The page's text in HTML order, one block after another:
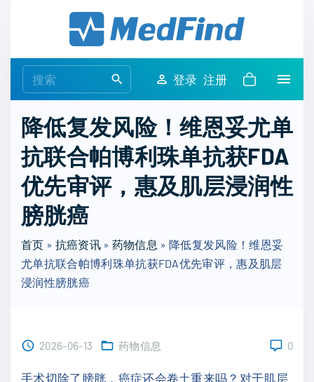
e
r
c
h
f
:
登录 注册
降低复发风险！维恩妥尤单
抗联合帕博利珠单抗获FDA
优先审评，惠及肌层浸润性
膀胱癌
首页 » 抗癌资讯» 药物信息 »降低复发风险！维恩妥
尤单抗联合帕博利珠单抗获FDA优先审评，惠及肌层
浸润性膀胱癌
2026-06-13 药物信息 0
手术切除了膀胱，癌症还会卷土重来吗？对于肌层